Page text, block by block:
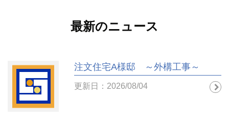
最新のニュース
注文住宅A様邸 ～外構工事～
更新日：2026/08/04